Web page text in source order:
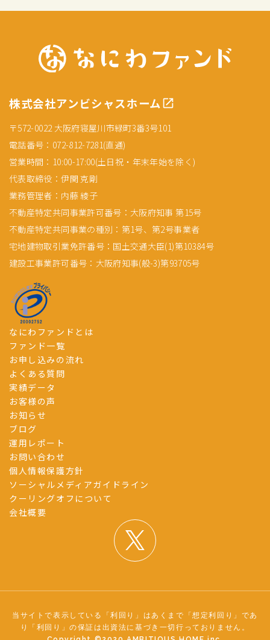
株式会社アンビシャスホーム
〒572-0022 大阪府寝屋川市緑町3番3号101
電話番号：072-812-7281(直通)
営業時間：10:00-17:00(土日祝・年末年始を除く)
代表取締役：伊関 克剛
業務管理者：内藤 綾子
不動産特定共同事業許可番号：大阪府知事 第15号
不動産特定共同事業の種別：第1号、第2号事業者
宅地建物取引業免許番号：国土交通大臣(1)第10384号
建設工事業許可番号：大阪府知事(般-3)第93705号
なにわファンドとは
ファンド一覧
お申し込みの流れ
よくある質問
実績データ
お客様の声
お知らせ
ブログ
運用レポート
お問い合わせ
個人情報保護方針
ソーシャルメディアガイドライン
クーリングオフについて
会社概要
当サイトで表示している「利回り」はあくまで「想定利回り」であ
り「利回り」の保証は出資法に基づき一切行っておりません。